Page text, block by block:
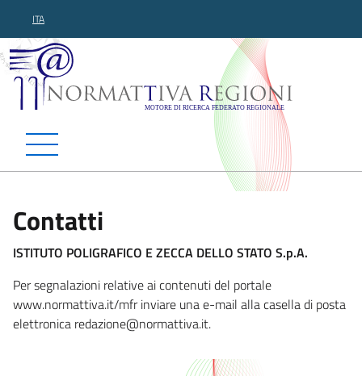
ITA
Normattiva Regioni -
Contatti
ISTITUTO POLIGRAFICO E ZECCA DELLO STATO S.p.A.
Per segnalazioni relative ai contenuti del portale
www.normattiva.it/mfr inviare una e-mail alla casella di posta
elettronica redazione@normattiva.it.